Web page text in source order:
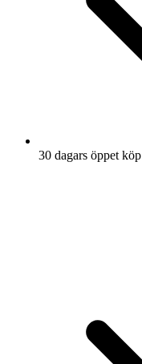
30 dagars öppet köp